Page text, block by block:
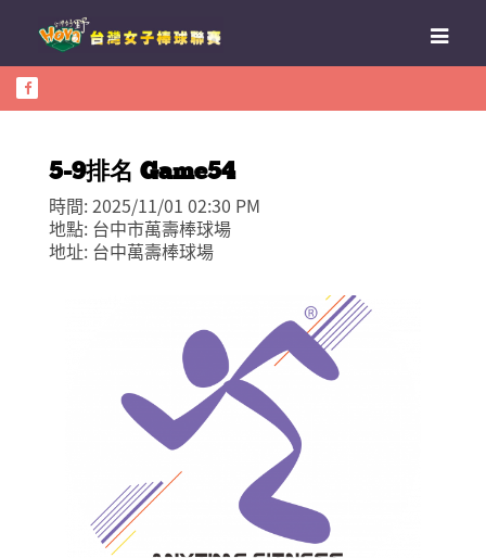
5-9排名 Game54
時間: 2025/11/01 02:30 PM
地點: 台中市萬壽棒球場
地址: 台中萬壽棒球場